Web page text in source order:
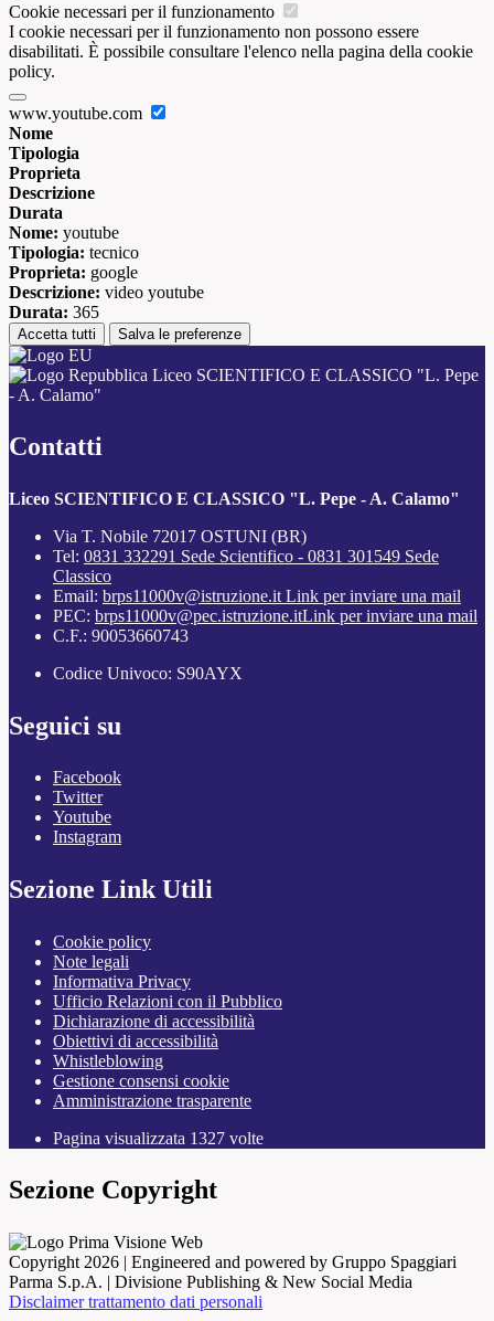
Cookie necessari per il funzionamento
I cookie necessari per il funzionamento non possono essere
disabilitati. È possibile consultare l'elenco nella pagina della cookie
policy.
www.youtube.com
Nome
Tipologia
Proprieta
Descrizione
Durata
Nome: youtube
Tipologia: tecnico
Proprieta: google
Descrizione: video youtube
Durata: 365
Accetta tutti Salva le preferenze
Liceo SCIENTIFICO E CLASSICO "L. Pepe
- A. Calamo"
Contatti
Liceo SCIENTIFICO E CLASSICO "L. Pepe - A. Calamo"
Via T. Nobile 72017 OSTUNI (BR)
Tel: 0831 332291 Sede Scientifico - 0831 301549 Sede
Classico
Email: brps11000v@istruzione.it Link per inviare una mail
PEC: brps11000v@pec.istruzione.itLink per inviare una mail
C.F.: 90053660743
Codice Univoco: S90AYX
Seguici su
Facebook
Twitter
Youtube
Instagram
Sezione Link Utili
Cookie policy
Note legali
Informativa Privacy
Ufficio Relazioni con il Pubblico
Dichiarazione di accessibilità
Obiettivi di accessibilità
Whistleblowing
Gestione consensi cookie
Amministrazione trasparente
Pagina visualizzata 1327 volte
Sezione Copyright
Copyright 2026 | Engineered and powered by Gruppo Spaggiari
Parma S.p.A. | Divisione Publishing & New Social Media
Disclaimer trattamento dati personali